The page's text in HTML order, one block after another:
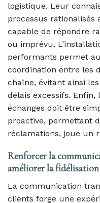
logistique. Leur
processus rationalisés
capable de répondre
ou imprévu.
performants permet
coordination entre les
chaîne, évitant ainsi
délais excessifs.
échanges doit être
proactive, permettant
réclamations, joue un
Renforcer la
améliorer la
La communication
clients forge une